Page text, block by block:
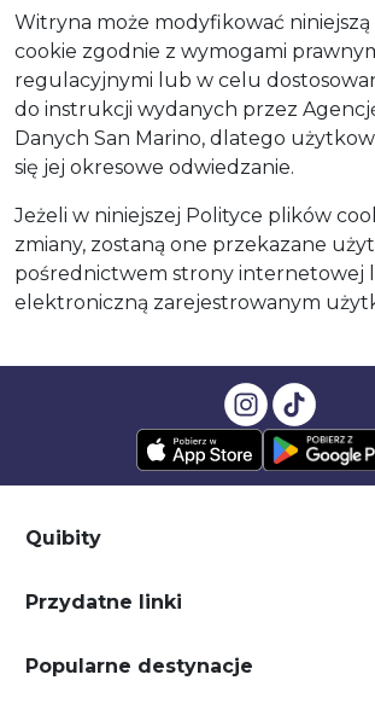
Witryna może modyfikować
cookie zgodnie z wymogami
regulacyjnymi lub w celu
do instrukcji wydanych przez
Danych San Marino, dlatego
się jej okresowe odwiedzanie.
Jeżeli w niniejszej Polityce plików
zmiany, zostaną one przekazane
pośrednictwem strony internetowej
elektroniczną zarejestrowanym
Quibity
Przydatne linki
Popularne destynacje